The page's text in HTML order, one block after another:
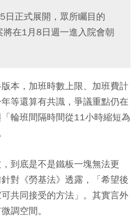
日正式展開，眾所矚目的
將在1月8日週一進入院會朝
本，加班時數上限、加班費計
等還算有共識，爭議重點仍在
輪班間隔時間從11小時縮短為
到底是不是鐵板一塊無法更
對《勞基法》透露，「希望後
共同接受的方法」。其實言外
調空間。